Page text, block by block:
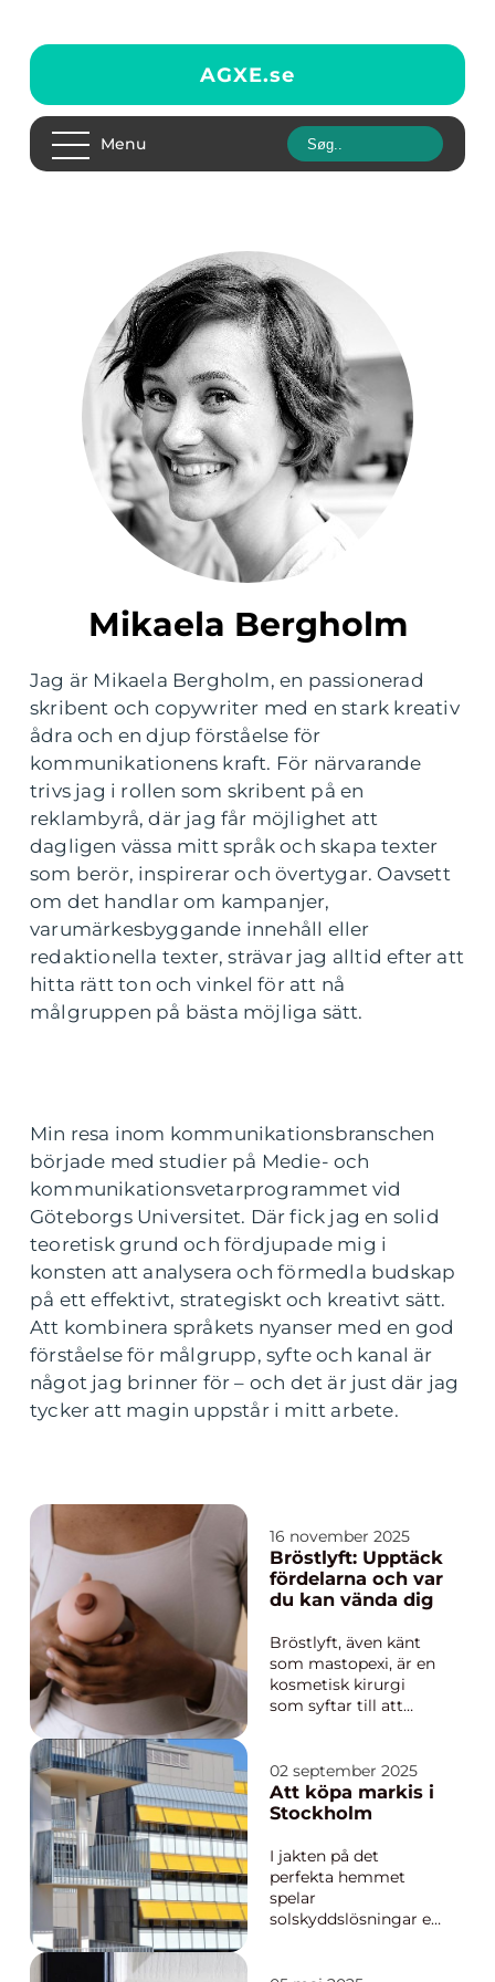
AGXE.se
Menu
Mikaela Bergholm
Jag är Mikaela Bergholm, en passionerad
skribent och copywriter med en stark kreativ
ådra och en djup förståelse för
kommunikationens kraft. För närvarande
trivs jag i rollen som skribent på en
reklambyrå, där jag får möjlighet att
dagligen vässa mitt språk och skapa texter
som berör, inspirerar och övertygar. Oavsett
om det handlar om kampanjer,
varumärkesbyggande innehåll eller
redaktionella texter, strävar jag alltid efter att
hitta rätt ton och vinkel för att nå
målgruppen på bästa möjliga sätt.
Min resa inom kommunikationsbranschen
började med studier på Medie- och
kommunikationsvetarprogrammet vid
Göteborgs Universitet. Där fick jag en solid
teoretisk grund och fördjupade mig i
konsten att analysera och förmedla budskap
på ett effektivt, strategiskt och kreativt sätt.
Att kombinera språkets nyanser med en god
förståelse för målgrupp, syfte och kanal är
något jag brinner för – och det är just där jag
tycker att magin uppstår i mitt arbete.
16 november 2025
Bröstlyft: Upptäck
fördelarna och var
du kan vända dig
Bröstlyft, även känt
som mastopexi, är en
kosmetisk kirurgi
som syftar till att
genom att lyfta och
forma om dem. Detta
ingrepp är populärt
har up...
02 september 2025
Att köpa markis i
Stockholm
I jakten på det
perfekta hemmet
spelar
solskyddslösningar en